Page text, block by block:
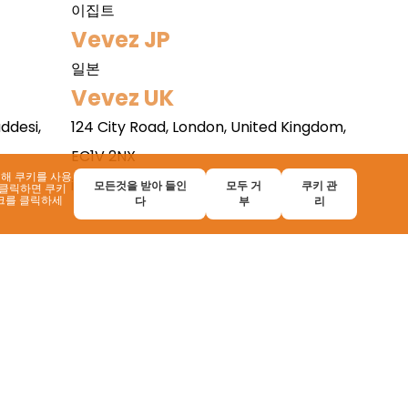
쿠키를 사용
릭하면 쿠키
를 클릭하세
모든것을 받아 들인
다
모두 거
부
쿠키 관
리
이집트
Vevez JP
일본
Vevez UK
124 City Road, London, United Kingdom,
EC1V 2NX
info@vevez.com